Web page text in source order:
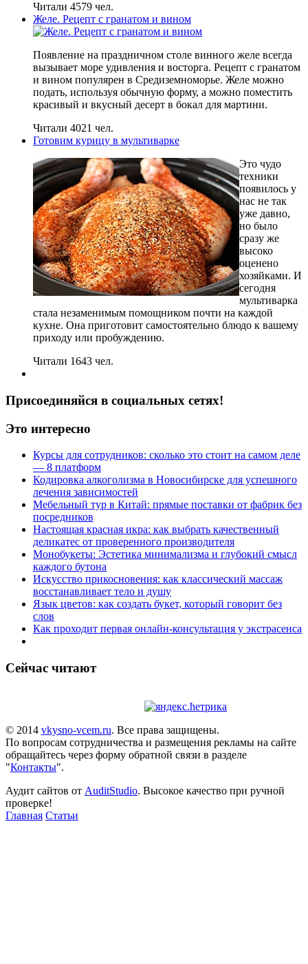
Читали 4579 чел.
Желе. Рецепт с гранатом и вином
Появление на праздничном столе винного желе всегда
вызывает море удивления и восторга. Рецепт с гранатом
и вином популярен в Средиземноморье. Желе можно
подать, используя обычную форму, а можно поместить
красивый и вкусный десерт в бокал для мартини.
Читали 4021 чел.
Готовим курицу в мультиварке
Это чудо
техники
появилось у
нас не так
уже давно,
но было
сразу же
высоко
оценено
хозяйками. И
сегодня
мультиварка
стала незаменимым помощником почти на каждой
кухне. Она приготовит самостоятельно блюдо к вашему
приходу или пробуждению.
Читали 1643 чел.
Присоединяйся в социальных сетях!
Это интересно
Курсы для сотрудников: сколько это стоит на самом деле
— 8 платформ
Кодировка алкоголизма в Новосибирске для успешного
лечения зависимостей
Мебельный тур в Китай: прямые поставки от фабрик без
посредников
Настоящая красная икра: как выбрать качественный
деликатес от проверенного производителя
Монобукеты: Эстетика минимализма и глубокий смысл
каждого бутона
Искусство прикосновения: как классический массаж
восстанавливает тело и душу
Язык цветов: как создать букет, который говорит без
слов
Как проходит первая онлайн-консультация у экстрасенса
Сейчас читают
© 2014 vkysno-vcem.ru. Все права защищены.
По вопросам сотрудничества и размещения рекламы на сайте
обращайтесь через форму обратной связи в разделе
"Контакты".
Аудит сайтов от AuditStudio. Высокое качество при ручной
проверке!
Главная Статьи